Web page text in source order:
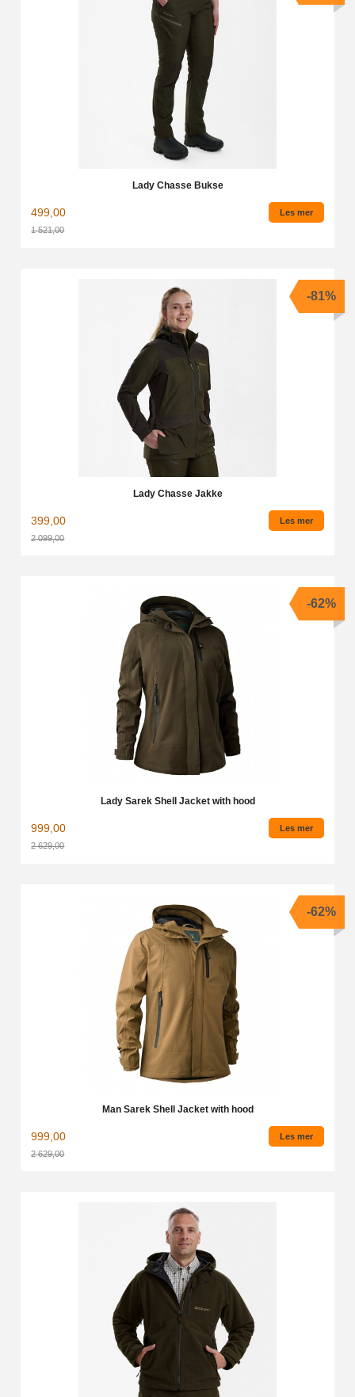
Lady Chasse Bukse
499,00
1 521,00
Les mer
Lady Chasse Jakke
399,00
2 099,00
-81%
Les mer
Lady Sarek Shell Jacket with hood
999,00
2 629,00
-62%
Les mer
Man Sarek Shell Jacket with hood
999,00
2 629,00
-62%
Les mer